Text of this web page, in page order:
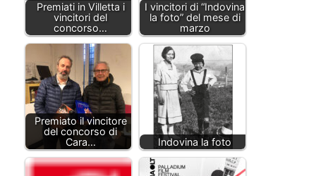
Premiati in Villetta i
vincitori del
concorso…
I vincitori di “Indovina
la foto” del mese di
marzo
Premiato il vincitore
del concorso di
Cara…
Indovina la foto